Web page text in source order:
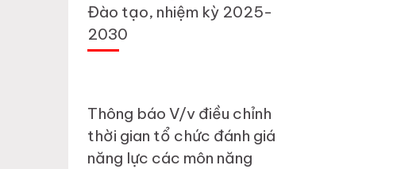
Đào tạo, nhiệm kỳ 2025-
2030
Thông báo V/v điều chỉnh
thời gian tổ chức đánh giá
năng lực các môn năng